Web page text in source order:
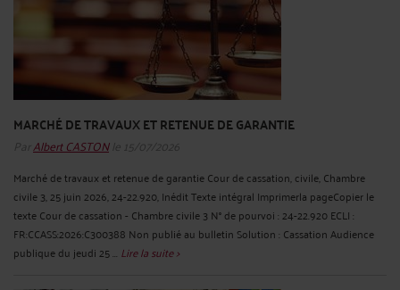
MARCHÉ DE TRAVAUX ET RETENUE DE GARANTIE
ParAlbert CASTONle 15/07/2026
Marché de travaux et retenue de garantie Cour de cassation, civile, Chambre
civile 3, 25 juin 2026, 24-22.920, Inédit Texte intégral Imprimerla pageCopier le
texte Cour de cassation - Chambre civile 3 N° de pourvoi : 24-22.920 ECLI :
FR:CCASS:2026:C300388 Non publié au bulletin Solution : Cassation Audience
publique du jeudi 25 ... Lire la suite >